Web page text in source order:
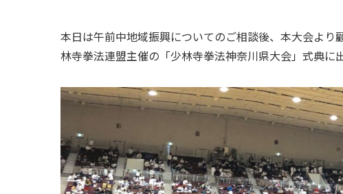
本日は午前中地域振興についてのご相談後、本大会よ
林寺拳法連盟主催の「少林寺拳法神奈川県大会」式典に